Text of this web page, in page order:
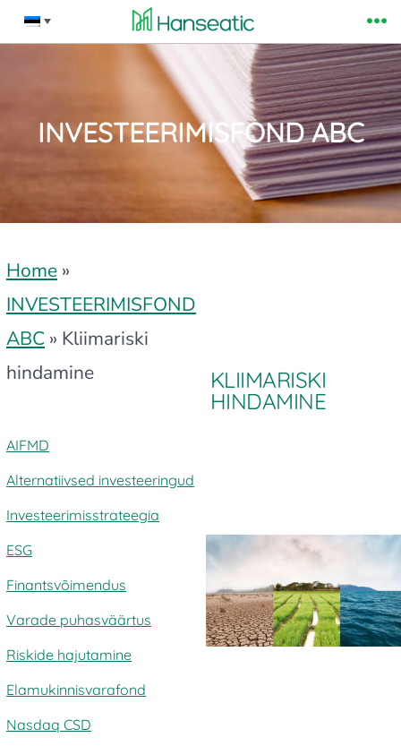
Skip
to
INVESTEERIMISFOND ABC
Home »
INVESTEERIMISFOND
ABC » Kliimariski
hindamine
AIFMD
Alternatiivsed investeeringud
Investeerimisstrateegia
ESG
Finantsvõimendus
Varade puhasväärtus
Riskide hajutamine
Elamukinnisvarafond
Nasdaq CSD
KLIIMARISKI
HINDAMINE